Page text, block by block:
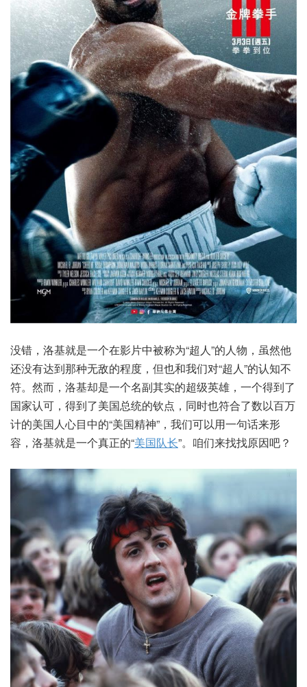
没错，洛基就是一个在影片中被称为“超人”的人物，虽然他
还没有达到那种无敌的程度，但也和我们对“超人”的认知不
符。然而，洛基却是一个名副其实的超级英雄，一个得到了
国家认可，得到了美国总统的钦点，同时也符合了数以百万
计的美国人心目中的“美国精神”，我们可以用一句话来形
容，洛基就是一个真正的“美国队长”。咱们来找找原因吧？